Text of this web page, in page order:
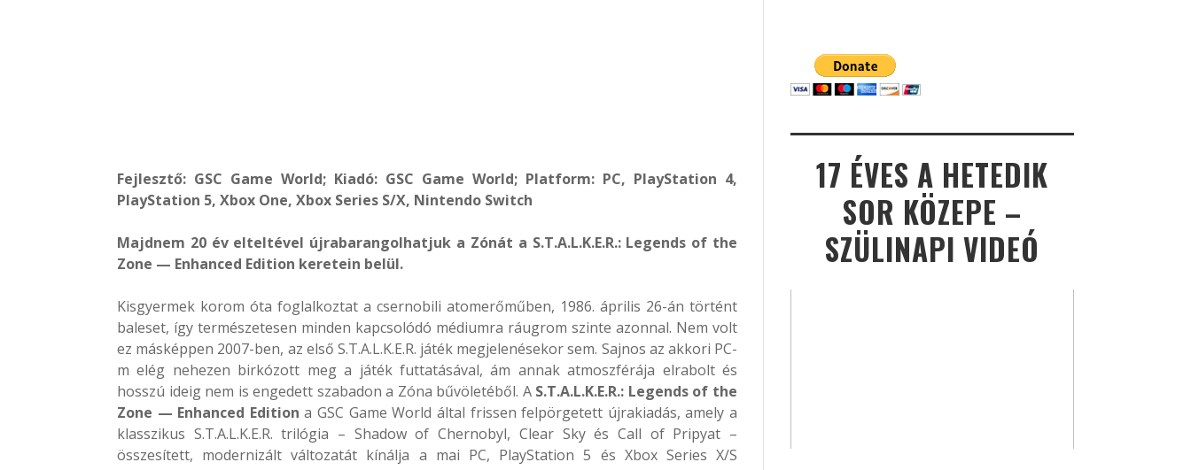
Fejlesztő: GSC Game World; Kiadó: GSC Game World; Platform: PC, PlayStation 4,
PlayStation 5, Xbox One, Xbox Series S/X, Nintendo Switch
Majdnem 20 év elteltével újrabarangolhatjuk a Zónát a S.T.A.L.K.E.R.: Legends of the
Zone — Enhanced Edition keretein belül.
Kisgyermek korom óta foglalkoztat a csernobili atomerőműben, 1986. április 26-án történt
baleset, így természetesen minden kapcsolódó médiumra ráugrom szinte azonnal. Nem volt
ez másképpen 2007-ben, az első S.T.A.L.K.E.R. játék megjelenésekor sem. Sajnos az akkori PC-
m elég nehezen birkózott meg a játék futtatásával, ám annak atmoszférája elrabolt és
hosszú ideig nem is engedett szabadon a Zóna bűvöletéből. A S.T.A.L.K.E.R.: Legends of the
Zone — Enhanced Edition a GSC Game World által frissen felpörgetett újrakiadás, amely a
klasszikus S.T.A.L.K.E.R. trilógia – Shadow of Chernobyl, Clear Sky és Call of Pripyat –
összesített, modernizált változatát kínálja a mai PC, PlayStation 5 és Xbox Series X/S
17 ÉVES A HETEDIK
SOR KÖZEPE –
SZÜLINAPI VIDEÓ